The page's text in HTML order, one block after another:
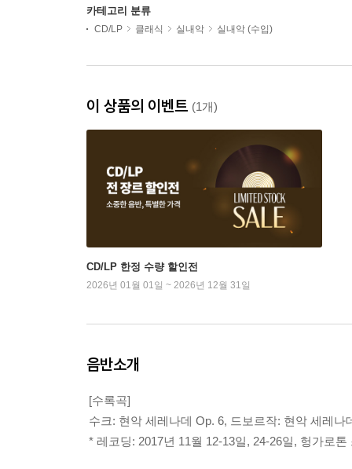
카테고리 분류
CD/LP 클래식 실내악 실내악 (수입)
이 상품의 이벤트 (1개)
CD/LP 한정 수량 할인전
2026년 01월 01일 ~ 2026년 12월 31일
음반소개
[수록곡]
수크: 현악 세레나데 Op. 6, 드보르작: 현악 세레나
* 레코딩: 2017년 11월 12-13일, 24-26일, 헝가로톤